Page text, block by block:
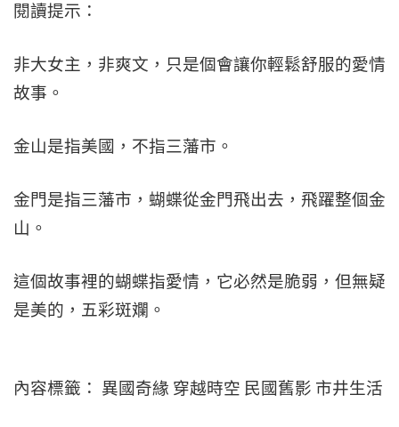
閱讀提示：
非大女主，非爽文，只是個會讓你輕鬆舒服的愛情
故事。
金山是指美國，不指三藩市。
金門是指三藩市，蝴蝶從金門飛出去，飛躍整個金
山。
這個故事裡的蝴蝶指愛情，它必然是脆弱，但無疑
是美的，五彩斑斕。
內容標籤： 異國奇緣 穿越時空 民國舊影 市井生活